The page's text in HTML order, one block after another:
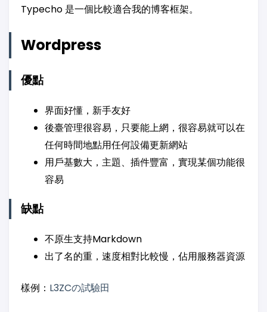
Typecho 是一個比較適合我的博客框架。
Wordpress
優點
界面好懂，新手友好
後臺管理很容易，只要能上網，很容易就可以在
任何時間地點用任何設備更新網站
用戶基數大，主題、插件豐富，實現某個功能很
容易
缺點
不原生支持Markdown
出了名的重，速度相對比較慢，佔用服務器資源
樣例： L3ZCの試驗田